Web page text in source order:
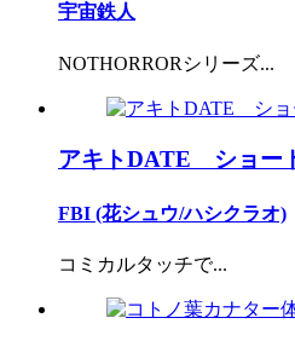
宇宙鉄人
NOTHORRORシリーズ...
アキトDATE ショー
FBI (花シュウ/ハシクラオ)
コミカルタッチで...